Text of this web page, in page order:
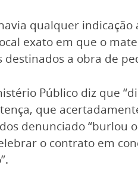
qualquer
exato em que o
a obra de
Público diz que
que
denunciado “burlou
o contrato em